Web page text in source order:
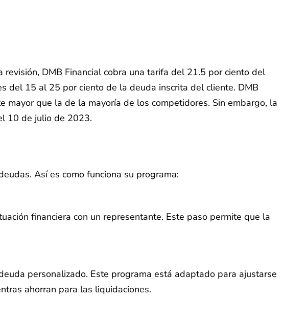
DMB Financial cobra una tarifa del 21.5 por ciento del
del 15 al 25 por ciento de la deuda inscrita del cliente. DMB
que la de la mayoría de los competidores. Sin embargo, la
10 de julio de 2023.
Así es como funciona su programa:
financiera con un representante. Este paso permite que la
personalizado. Este programa está adaptado para ajustarse
ahorran para las liquidaciones.